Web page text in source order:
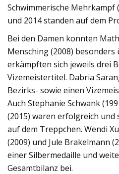
Schwimmerische Mehrkampf
und 2014 standen auf dem
Bei den Damen konnten
Mensching (2008) besonders
erkämpften sich jeweils drei
Vizemeistertitel. Dabria
Bezirks- sowie einen
Auch Stephanie Schwank
(2015) waren erfolgreich und
auf dem Treppchen. Wendi
(2009) und Jule Brakelmann
einer Silbermedaille und
Gesamtbilanz bei.